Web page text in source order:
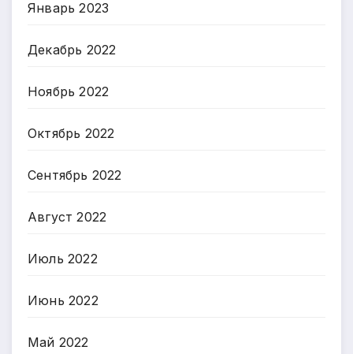
Январь 2023
Декабрь 2022
Ноябрь 2022
Октябрь 2022
Сентябрь 2022
Август 2022
Июль 2022
Июнь 2022
Май 2022